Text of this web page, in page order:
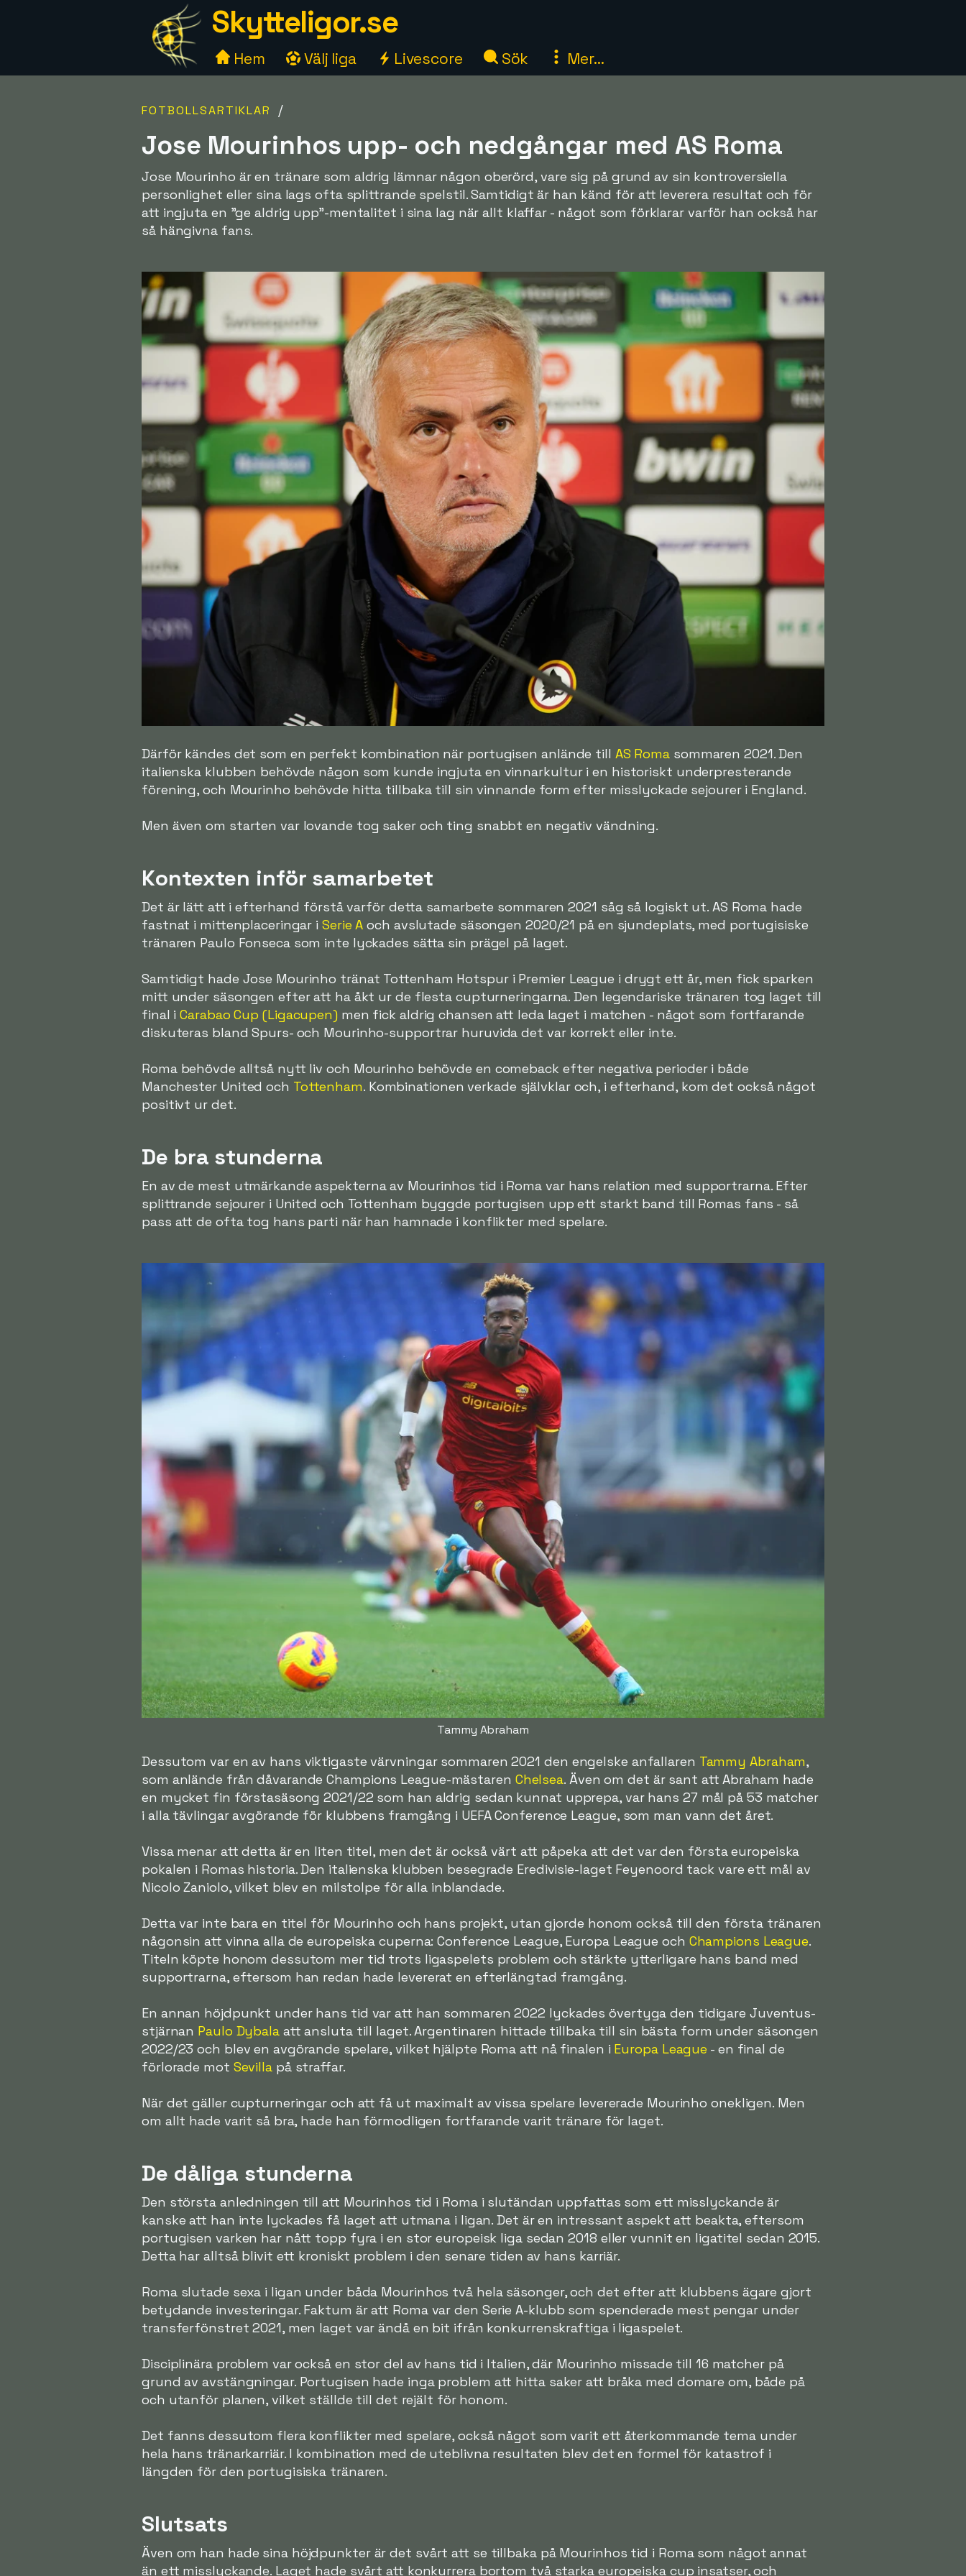
Skytteligor.se
Hem Välj liga Livescore Sök Mer...
FOTBOLLSARTIKLAR /
Jose Mourinhos upp- och nedgångar med AS Roma
Jose Mourinho är en tränare som aldrig lämnar någon oberörd, vare sig på grund av sin kontroversiella
personlighet eller sina lags ofta splittrande spelstil. Samtidigt är han känd för att leverera resultat och för
att ingjuta en "ge aldrig upp"-mentalitet i sina lag när allt klaffar - något som förklarar varför han också har
så hängivna fans.
Därför kändes det som en perfekt kombination när portugisen anlände till AS Roma sommaren 2021. Den
italienska klubben behövde någon som kunde ingjuta en vinnarkultur i en historiskt underpresterande
förening, och Mourinho behövde hitta tillbaka till sin vinnande form efter misslyckade sejourer i England.
Men även om starten var lovande tog saker och ting snabbt en negativ vändning.
Kontexten inför samarbetet
Det är lätt att i efterhand förstå varför detta samarbete sommaren 2021 såg så logiskt ut. AS Roma hade
fastnat i mittenplaceringar i Serie A och avslutade säsongen 2020/21 på en sjundeplats, med portugisiske
tränaren Paulo Fonseca som inte lyckades sätta sin prägel på laget.
Samtidigt hade Jose Mourinho tränat Tottenham Hotspur i Premier League i drygt ett år, men fick sparken
mitt under säsongen efter att ha åkt ur de flesta cupturneringarna. Den legendariske tränaren tog laget till
final iCarabao Cup (Ligacupen) men fick aldrig chansen att leda laget i matchen - något som fortfarande
diskuteras bland Spurs- och Mourinho-supportrar huruvida det var korrekt eller inte.
Roma behövde alltså nytt liv och Mourinho behövde en comeback efter negativa perioder i både
Manchester United och Tottenham. Kombinationen verkade självklar och, i efterhand, kom det också något
positivt ur det.
De bra stunderna
En av de mest utmärkande aspekterna av Mourinhos tid i Roma var hans relation med supportrarna. Efter
splittrande sejourer i United och Tottenham byggde portugisen upp ett starkt band till Romas fans - så
pass att de ofta tog hans parti när han hamnade i konflikter med spelare.
Tammy Abraham
Dessutom var en av hans viktigaste värvningar sommaren 2021 den engelske anfallaren Tammy Abraham,
som anlände från dåvarande Champions League-mästaren Chelsea. Även om det är sant att Abraham hade
en mycket fin förstasäsong 2021/22 som han aldrig sedan kunnat upprepa, var hans 27 mål på 53 matcher
i alla tävlingar avgörande för klubbens framgång i UEFA Conference League, som man vann det året.
Vissa menar att detta är en liten titel, men det är också värt att påpeka att det var den första europeiska
pokalen i Romas historia. Den italienska klubben besegrade Eredivisie-laget Feyenoord tack vare ett mål av
Nicolo Zaniolo, vilket blev en milstolpe för alla inblandade.
Detta var inte bara en titel för Mourinho och hans projekt, utan gjorde honom också till den första tränaren
någonsin att vinna alla de europeiska cuperna: Conference League, Europa League och Champions League.
Titeln köpte honom dessutom mer tid trots ligaspelets problem och stärkte ytterligare hans band med
supportrarna, eftersom han redan hade levererat en efterlängtad framgång.
En annan höjdpunkt under hans tid var att han sommaren 2022 lyckades övertyga den tidigare Juventus-
stjärnan Paulo Dybalaatt ansluta till laget. Argentinaren hittade tillbaka till sin bästa form under säsongen
2022/23 och blev en avgörande spelare, vilket hjälpte Roma att nå finalen i Europa League - en final de
förlorade mot Sevillapå straffar.
När det gäller cupturneringar och att få ut maximalt av vissa spelare levererade Mourinho onekligen. Men
om allt hade varit så bra, hade han förmodligen fortfarande varit tränare för laget.
De dåliga stunderna
Den största anledningen till att Mourinhos tid i Roma i slutändan uppfattas som ett misslyckande är
kanske att han inte lyckades få laget att utmana i ligan. Det är en intressant aspekt att beakta, eftersom
portugisen varken har nått topp fyra i en stor europeisk liga sedan 2018 eller vunnit en ligatitel sedan 2015.
Detta har alltså blivit ett kroniskt problem i den senare tiden av hans karriär.
Roma slutade sexa i ligan under båda Mourinhos två hela säsonger, och det efter att klubbens ägare gjort
betydande investeringar. Faktum är att Roma var den Serie A-klubb som spenderade mest pengar under
transferfönstret 2021, men laget var ändå en bit ifrån konkurrenskraftiga i ligaspelet.
Disciplinära problem var också en stor del av hans tid i Italien, där Mourinho missade till 16 matcher på
grund av avstängningar. Portugisen hade inga problem att hitta saker att bråka med domare om, både på
och utanför planen, vilket ställde till det rejält för honom.
Det fanns dessutom flera konflikter med spelare, också något som varit ett återkommande tema under
hela hans tränarkarriär. I kombination med de uteblivna resultaten blev det en formel för katastrof i
längden för den portugisiska tränaren.
Slutsats
Även om han hade sina höjdpunkter är det svårt att se tillbaka på Mourinhos tid i Roma som något annat
än ett misslyckande. Laget hade svårt att konkurrera bortom två starka europeiska cup insatser, och